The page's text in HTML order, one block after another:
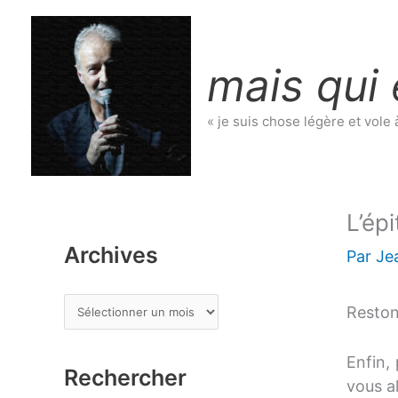
mais qui
« je suis chose légère et vole
Archives
r
h
Rechercher
Par
Enfin,
vous